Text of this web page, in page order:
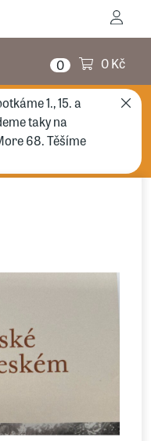
0 0 Kč
1., 15. a
taky na
68. Těšíme